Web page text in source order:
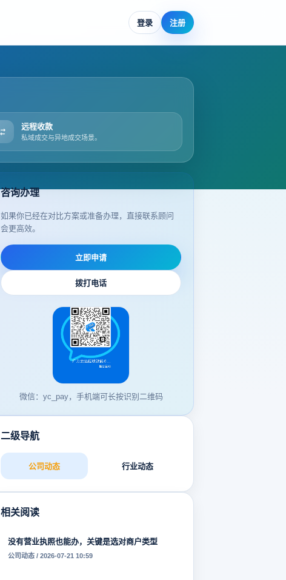
登录 注册
远程收款
私域成交与异地成交场景。
咨询办理
如果你已经在对比方案或准备办理，直接联系顾问
会更高效。
立即申请
拨打电话
微信：yc_pay，手机端可长按识别二维码
二级导航
公司动态 行业动态
相关阅读
没有营业执照也能办，关键是选对商户类型
公司动态 / 2026-07-21 10:59